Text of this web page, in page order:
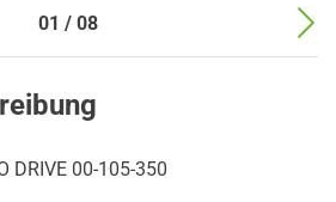
01 / 08
DRIVE 00-105-350